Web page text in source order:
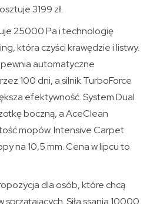
3199 zł.
25000 Pa i technologię
która czyści krawędzie i listwy.
automatyczne
100 dni, a silnik TurboForce
efektywność. System Dual
boczną, a AceClean
mopów. Intensive Carpet
na 10,5 mm. Cena w lipcu to
dla osób, które chcą
sprzątających. Siła ssania 10000